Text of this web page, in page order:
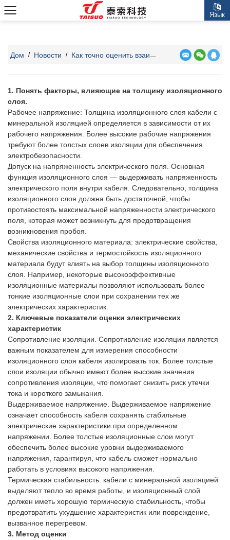
Язык
Дом / Новости / Как точно оценить взаимосвязь между толщиной изоляционного слоя и электрическими характеристиками кабелей с минеральной изоляцией?
1. Понять факторы, влияющие на толщину изоляционного
слоя.
Рабочее напряжение: Толщина изоляционного слоя кабели с
минеральной изоляцией определяется в зависимости от их
рабочего напряжения. Более высокие рабочие напряжения
требуют более толстых слоев изоляции для обеспечения
электробезопасности.
Допуск на напряженность электрического поля. Основная
функция изоляционного слоя — выдерживать напряженность
электрического поля внутри кабеля. Следовательно, толщина
изоляционного слоя должна быть достаточной, чтобы
противостоять максимальной напряженности электрического
поля, которая может возникнуть для предотвращения
возникновения пробоя.
Свойства изоляционного материала: электрические свойства,
механические свойства и термостойкость изоляционного
материала будут влиять на выбор толщины изоляционного
слоя. Например, некоторые высокоэффективные
изоляционные материалы позволяют использовать более
тонкие изоляционные слои при сохранении тех же
электрических характеристик.
2. Ключевые показатели оценки электрических
характеристик
Сопротивление изоляции. Сопротивление изоляции является
важным показателем для измерения способности
изоляционного слоя кабеля изолировать ток. Более толстые
слои изоляции обычно имеют более высокие значения
сопротивления изоляции, что помогает снизить риск утечки
тока и короткого замыкания.
Выдерживаемое напряжение. Выдерживаемое напряжение
означает способность кабеля сохранять стабильные
электрические характеристики при определенном
напряжении. Более толстые изоляционные слои могут
обеспечить более высокие уровни выдерживаемого
напряжения, гарантируя, что кабель сможет нормально
работать в условиях высокого напряжения.
Термическая стабильность: кабели с минеральной изоляцией
выделяют тепло во время работы, и изоляционный слой
должен иметь хорошую термическую стабильность, чтобы
предотвратить ухудшение характеристик или повреждение,
вызванное перегревом.
3. Метод оценки